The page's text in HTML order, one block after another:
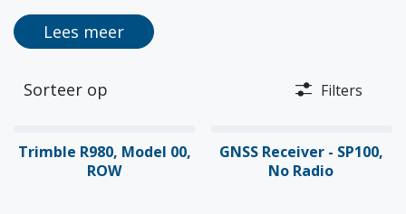
Lees meer
Sorteer op Filters
Trimble R980, Model 00,
ROW
GNSS Receiver - SP100,
No Radio